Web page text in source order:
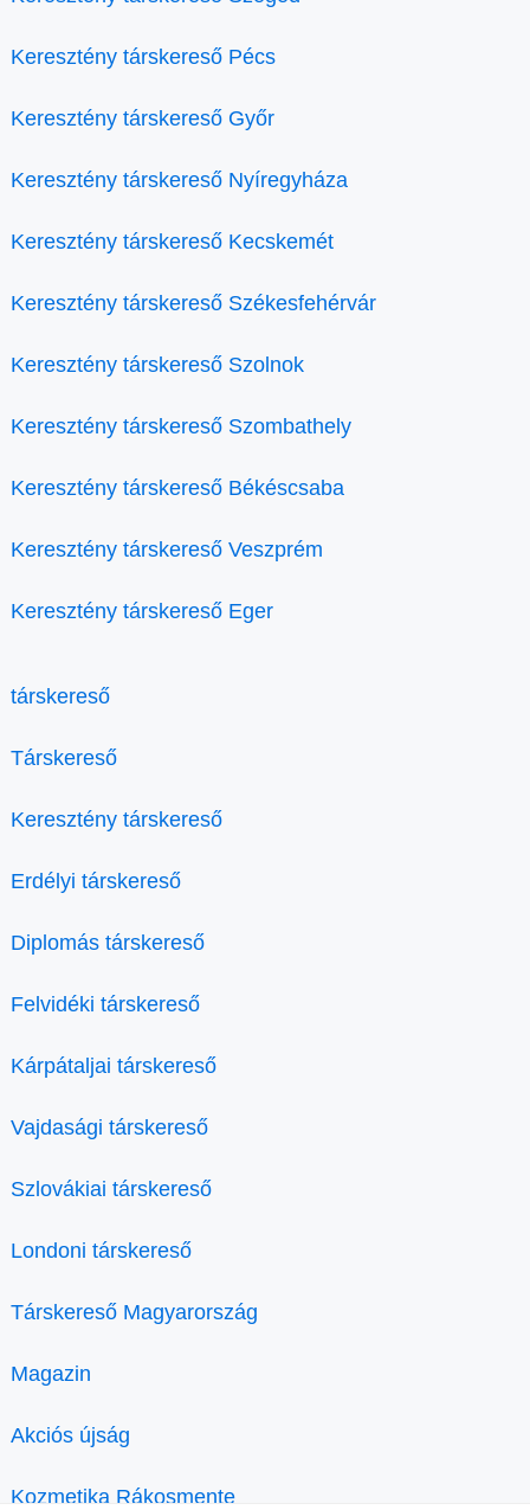
Keresztény társkereső Pécs
Keresztény társkereső Győr
Keresztény társkereső Nyíregyháza
Keresztény társkereső Kecskemét
Keresztény társkereső Székesfehérvár
Keresztény társkereső Szolnok
Keresztény társkereső Szombathely
Keresztény társkereső Békéscsaba
Keresztény társkereső Veszprém
Keresztény társkereső Eger
társkereső
Társkereső
Keresztény társkereső
Erdélyi társkereső
Diplomás társkereső
Felvidéki társkereső
Kárpátaljai társkereső
Vajdasági társkereső
Szlovákiai társkereső
Londoni társkereső
Társkereső Magyarország
Magazin
Akciós újság
Kozmetika Rákosmente